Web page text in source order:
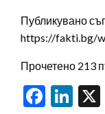
Публикувано
https://fakti.bg/
Прочетено 213